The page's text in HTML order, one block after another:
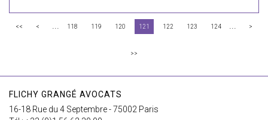
<< < ... 118 119 120 121 122 123 124 ... >
>>
FLICHY GRANGÉ AVOCATS
16-18 Rue du 4 Septembre - 75002 Paris